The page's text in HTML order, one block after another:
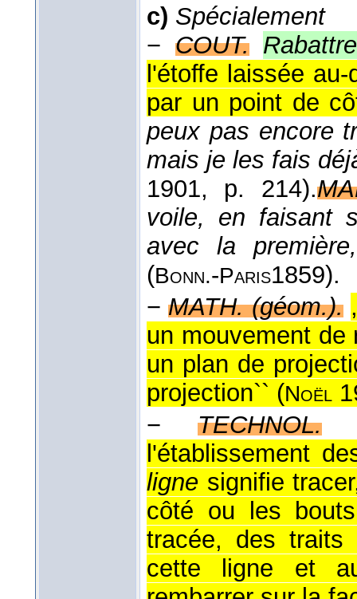
c) Spécialement
− COUT.
l'étoffe laissée
par un point de
peux pas encore
mais je les fais
1901, p. 214).
voile, en faisant
avec la
(Bonn.-Paris1859).
−MATH. (géom.).
un mouvement de
un plan de
projection`` (Noël
−TECHNOL.
l'établissement
ligne signifie
côté ou les
tracée, des
cette ligne et